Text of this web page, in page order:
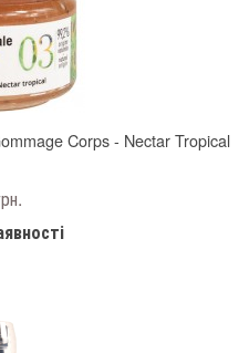
Corps - Nectar Tropical